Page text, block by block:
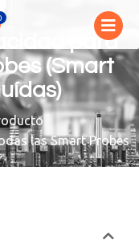
para
(Smart
las Smart Probes